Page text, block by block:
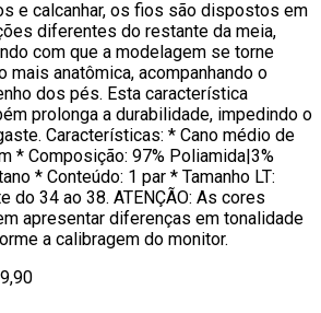
e calcanhar, os fios são dispostos em
diferentes do restante da meia,
com que a modelagem se torne
mais anatômica, acompanhando o
dos pés. Esta característica
prolonga a durabilidade, impedindo o
Características: * Cano médio de
* Composição: 97% Poliamida|3%
* Conteúdo: 1 par * Tamanho LT:
do 34 ao 38. ATENÇÃO: As cores
apresentar diferenças em tonalidade
a calibragem do monitor.